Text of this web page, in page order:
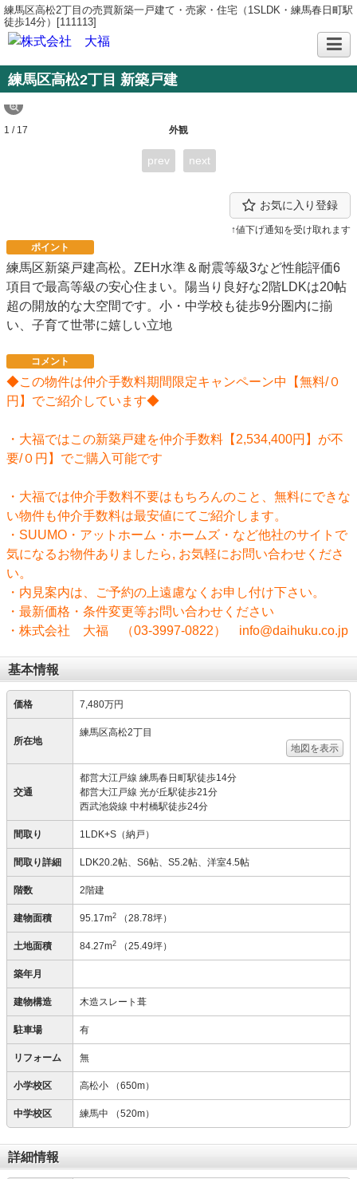
練馬区高松2丁目の売買新築一戸建て・売家・住宅（1SLDK・練馬春日町駅
徒歩14分）[111113]
練馬区高松2丁目 新築戸建
外観
1 / 17
prev next
お気に入り登録
↑値下げ通知を受け取れます
ポイント
練馬区新築戸建高松。ZEH水準＆耐震等級3など性能評価6
項目で最高等級の安心住まい。陽当り良好な2階LDKは20帖
超の開放的な大空間です。小・中学校も徒歩9分圏内に揃
い、子育て世帯に嬉しい立地
コメント
◆この物件は仲介手数料期間限定キャンペーン中【無料/０
円】でご紹介しています◆
・大福ではこの新築戸建を仲介手数料【2,534,400円】が不
要/０円】でご購入可能です
・大福では仲介手数料不要はもちろんのこと、無料にできな
い物件も仲介手数料は最安値にてご紹介します。
・SUUMO・アットホーム・ホームズ・など他社のサイトで
気になるお物件ありましたら, お気軽にお問い合わせくださ
い。
・内見案内は、ご予約の上遠慮なくお申し付け下さい。
・最新価格・条件変更等お問い合わせください
・株式会社 大福 （03-3997-0822） info@daihuku.co.jp
基本情報
価格 7,480万円
所在地
練馬区高松2丁目
地図を表示
交通
都営大江戸線 練馬春日町駅徒歩14分
都営大江戸線 光が丘駅徒歩21分
西武池袋線 中村橋駅徒歩24分
間取り 1LDK+S（納戸）
間取り詳細 LDK20.2帖、S6帖、S5.2帖、洋室4.5帖
階数 2階建
建物面積 95.17m2 （28.78坪）
土地面積 84.27m2 （25.49坪）
築年月
建物構造 木造スレート葺
駐車場 有
リフォーム 無
小学校区 高松小 （650m）
中学校区 練馬中 （520m）
詳細情報